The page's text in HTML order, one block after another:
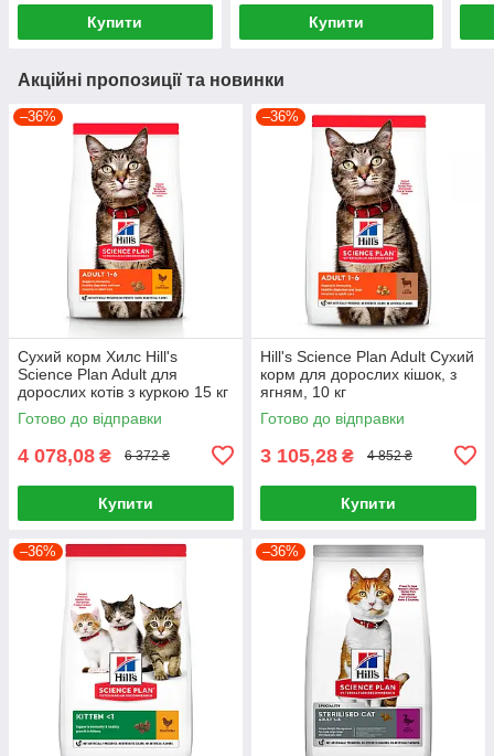
Купити Купити
Акційні пропозиції та новинки
–36%
Сухий корм Хилс Hill's
Science Plan Adult для
дорослих котів з куркою 15 кг
Готово до відправки
4 078,08 ₴ 6 372 ₴
Купити
–36%
Hill's Science Plan Adult Сухий
корм для дорослих кішок, з
ягням, 10 кг
Готово до відправки
3 105,28 ₴ 4 852 ₴
Купити
–36% –36%